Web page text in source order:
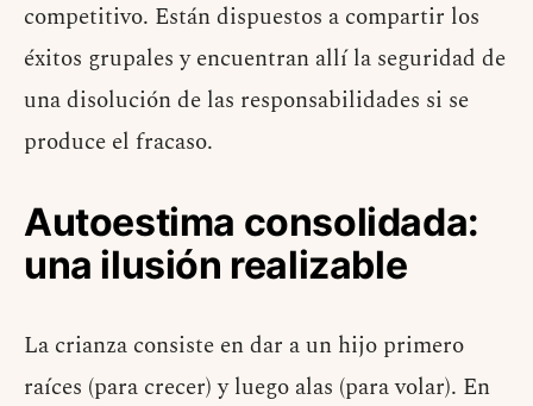
competitivo. Están dispuestos a compartir los
éxitos grupales y encuentran allí la seguridad de
una disolución de las responsabilidades si se
produce el fracaso.
Autoestima consolidada:
una ilusión realizable
La crianza consiste en dar a un hijo primero
raíces (para crecer) y luego alas (para volar). En